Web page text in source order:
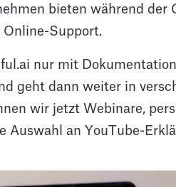
bieten während der
Online-Support.
nur mit
geht dann weiter in
wir jetzt Webinare,
Auswahl an YouTube-